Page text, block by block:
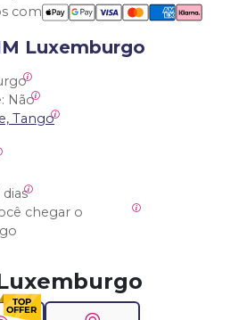
com
Luxemburgo
Não
Tango
dias